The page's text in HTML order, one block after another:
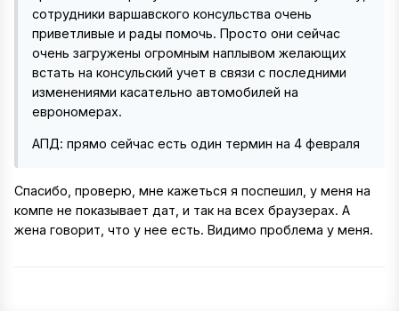
сотрудники варшавского консульства очень
приветливые и рады помочь. Просто они сейчас
очень загружены огромным наплывом желающих
встать на консульский учет в связи с последними
изменениями касательно автомобилей на
еврономерах.
АПД: прямо сейчас есть один термин на 4 февраля
Спасибо, проверю, мне кажеться я поспешил, у меня на
компе не показывает дат, и так на всех браузерах. А
жена говорит, что у нее есть. Видимо проблема у меня.